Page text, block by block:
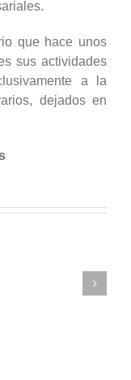
que hace unos
sus actividades
a la
dejados en